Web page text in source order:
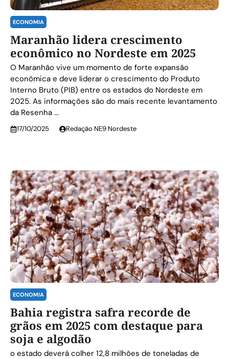
ECONOMIA
Maranhão lidera crescimento
econômico no Nordeste em 2025
O Maranhão vive um momento de forte expansão
econômica e deve liderar o crescimento do Produto
Interno Bruto (PIB) entre os estados do Nordeste em
2025. As informações são do mais recente levantamento
da Resenha ...
17/10/2025 Redação NE9 Nordeste
ECONOMIA
Bahia registra safra recorde de
grãos em 2025 com destaque para
soja e algodão
o estado deverá colher 12,8 milhões de toneladas de